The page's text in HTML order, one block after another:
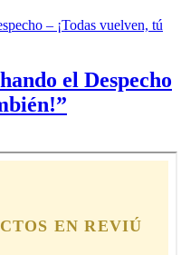
el Despecho